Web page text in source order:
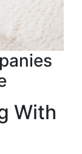
With